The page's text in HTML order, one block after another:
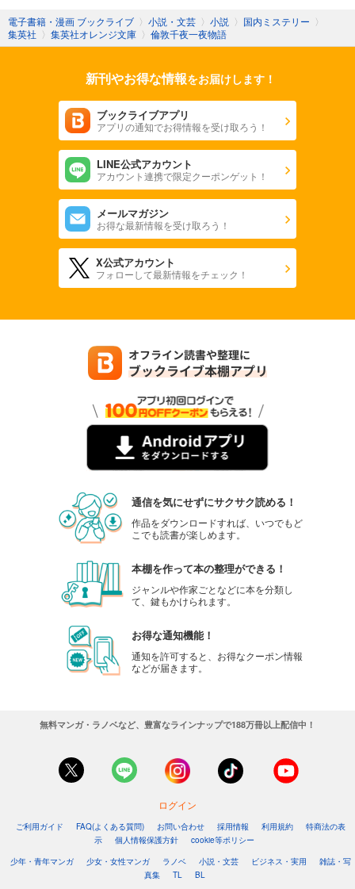
電子書籍・漫画 ブックライブ 〉 小説・文芸 〉 小説 〉 国内ミステリー 〉
集英社 〉 集英社オレンジ文庫 〉 倫敦千夜一夜物語
新刊やお得な情報をお届けします！
ブックライブアプリ
アプリの通知でお得情報を受け取ろう！
LINE公式アカウント
アカウント連携で限定クーポンゲット！
メールマガジン
お得な最新情報を受け取ろう！
X公式アカウント
フォローして最新情報をチェック！
通信を気にせずにサクサク読める！
作品をダウンロードすれば、いつでもど
こでも読書が楽しめます。
本棚を作って本の整理ができる！
ジャンルや作家ごとなどに本を分類し
て、鍵もかけられます。
お得な通知機能！
通知を許可すると、お得なクーポン情報
などが届きます。
無料マンガ・ラノベなど、豊富なラインナップで188万冊以上配信中！
ログイン
ご利用ガイド FAQ(よくある質問) お問い合わせ 採用情報 利用規約
特商法の表
示
個人情報保護方針
cookie等ポリシー
少年・青年マンガ
少女・女性マンガ ラノベ 小説・文芸 ビジネス・実用
雑誌・写
真集
TL BL